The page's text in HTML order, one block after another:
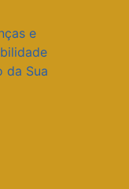
e
da Sua